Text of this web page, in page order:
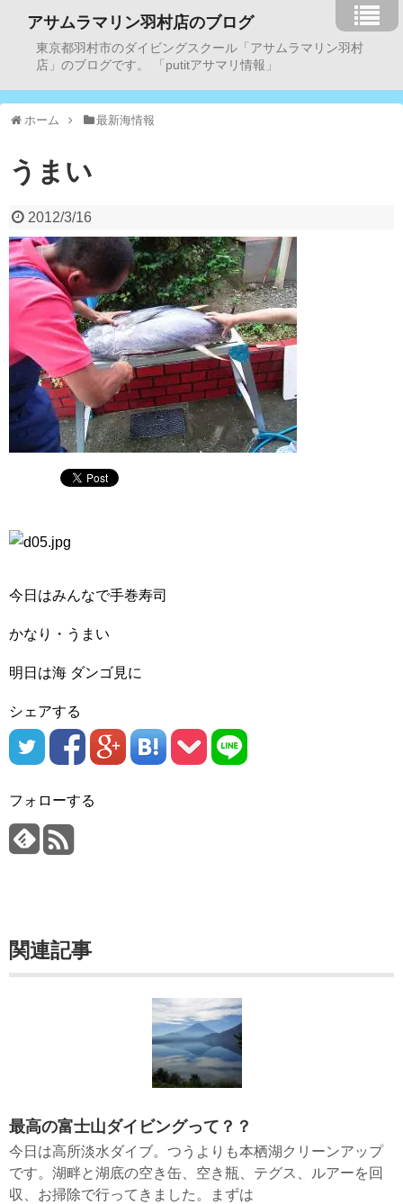
アサムラマリン羽村店のブログ
東京都羽村市のダイビングスクール「アサムラマリン羽村
店」のブログです。 「putitアサマリ情報」
ホーム 最新海情報
うまい
2012/3/16
今日はみんなで手巻寿司
かなり・うまい
明日は海 ダンゴ見に
シェアする
フォローする
関連記事
最高の富士山ダイビングって？？
今日は高所淡水ダイブ。つうよりも本栖湖クリーンアップ
です。湖畔と湖底の空き缶、空き瓶、テグス、ルアーを回
収、お掃除で行ってきました。まずは